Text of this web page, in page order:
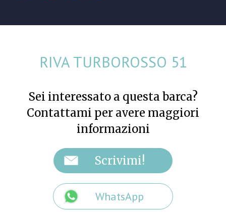
RIVA TURBOROSSO 51
Sei interessato a questa barca?
Contattami per avere maggiori
informazioni
WhatsApp